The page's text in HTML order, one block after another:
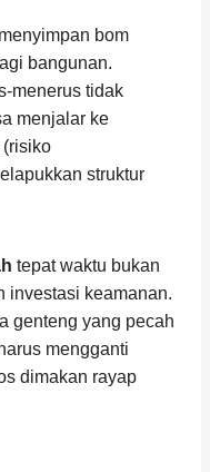
bom
bangunan.
menerus tidak
menjalar ke
struktur
tepat waktu bukan
investasi keamanan.
genteng yang pecah
mengganti
dimakan rayap